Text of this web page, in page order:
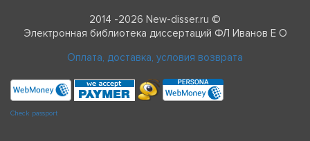
2014 -2026 New-disser.ru ©
Электронная библиотека диссертаций ФЛ Иванов Е О
Оплата, доставка, условия возврата
Check passport